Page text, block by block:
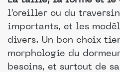
l’oreiller ou du
importants, et les
divers. Un bon choix
morphologie du
besoins, et surtout de